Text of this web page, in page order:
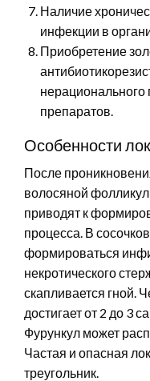
Наличие
инфекции в
Приобретение
препаратов.
Особенности
После
волосяной
приводят к
процесса. В
формироваться
некротического
скапливается гной.
достигает от 2 до 3
Фурункул может
Частая и опасная
треугольник.